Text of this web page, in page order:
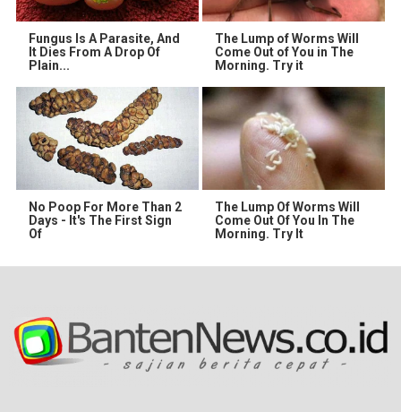
Fungus Is A Parasite, And
It Dies From A Drop Of
Plain...
The Lump of Worms Will
Come Out of You in The
Morning. Try it
No Poop For More Than 2
Days - It's The First Sign
Of
The Lump Of Worms Will
Come Out Of You In The
Morning. Try It